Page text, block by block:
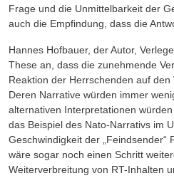
Frage und die Unmittelbarkeit der
auch die Empfindung, dass die
Hannes Hofbauer, der Autor,
These an, dass die zunehmende
Reaktion der Herrschenden auf den
Deren Narrative würden immer
alternativen Interpretationen
das Beispiel des Nato-Narrativs im
Geschwindigkeit der „Feindsender“
wäre sogar noch einen Schritt
Weiterverbreitung von RT-Inhalten